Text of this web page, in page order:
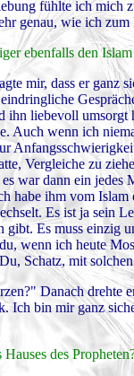
fühlte ich mich
genau, wie ich zum
ebenfalls den
mir, dass er ganz
liebevoll umsorgt
Auch wenn ich
Vergleiche zu
war dann ein jedes
habe ihm vom
Es ist ja sein
Es muss einzig
wenn ich heute
Schatz, mit
Danach drehte
bin mir ganz
des